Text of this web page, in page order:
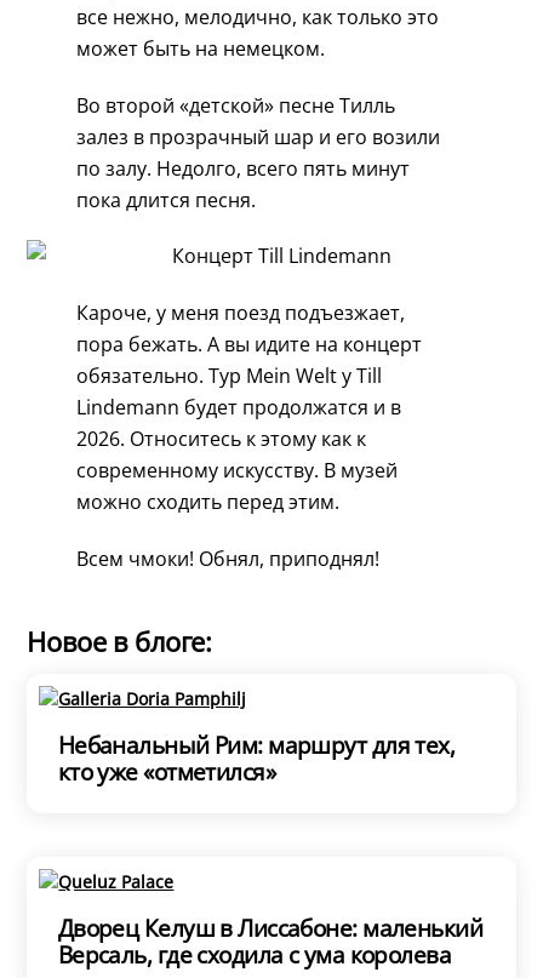
все нежно, мелодично, как только это
может быть на немецком.
Во второй «детской» песне Тилль
залез в прозрачный шар и его возили
по залу. Недолго, всего пять минут
пока длится песня.
Кароче, у меня поезд подъезжает,
пора бежать. А вы идите на концерт
обязательно. Тур Mein Welt у Till
Lindemann будет продолжатся и в
2026. Относитесь к этому как к
современному искусству. В музей
можно сходить перед этим.
Всем чмоки! Обнял, приподнял!
Новое в блоге:
Небанальный Рим: маршрут для тех,
кто уже «отметился»
Дворец Келуш в Лиссабоне: маленький
Версаль, где сходила с ума королева